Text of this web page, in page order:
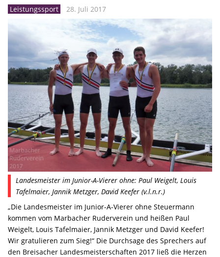
Leistungssport 28. Juli 2017
Landesmeister im Junior-A-Vierer ohne: Paul Weigelt, Louis
Tafelmaier, Jannik Metzger, David Keefer (v.l.n.r.)
„Die Landesmeister im Junior-A-Vierer ohne Steuermann
kommen vom Marbacher Ruderverein und heißen Paul
Weigelt, Louis Tafelmaier, Jannik Metzger und David Keefer!
Wir gratulieren zum Sieg!“ Die Durchsage des Sprechers auf
den Breisacher Landesmeisterschaften 2017 ließ die Herzen